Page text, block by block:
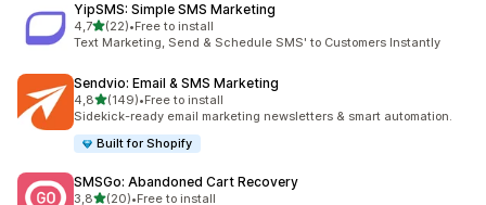
YipSMS: Simple SMS Marketing
4,7na 5 gwiazdek
(22)
Łączna liczba recenzji: 22
•Free to install
Text Marketing, Send & Schedule SMS' to Customers Instantly
Sendvio: Email & SMS Marketing
4,8na 5 gwiazdek
(149)
Łączna liczba recenzji: 149
•Free to install
Sidekick-ready email marketing newsletters & smart automation.
Built for Shopify
SMSGo: Abandoned Cart Recovery
3,8na 5 gwiazdek
(20)•Free to install